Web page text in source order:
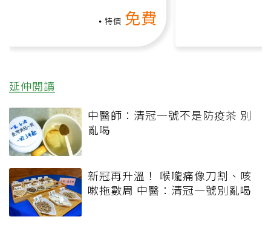
特價 免費
延伸閱讀
中醫師：清冠一號不是防疫茶 別
亂喝
新冠再升溫！ 喉嚨痛像刀割、咳
嗽拖數周 中醫：清冠一號別亂喝